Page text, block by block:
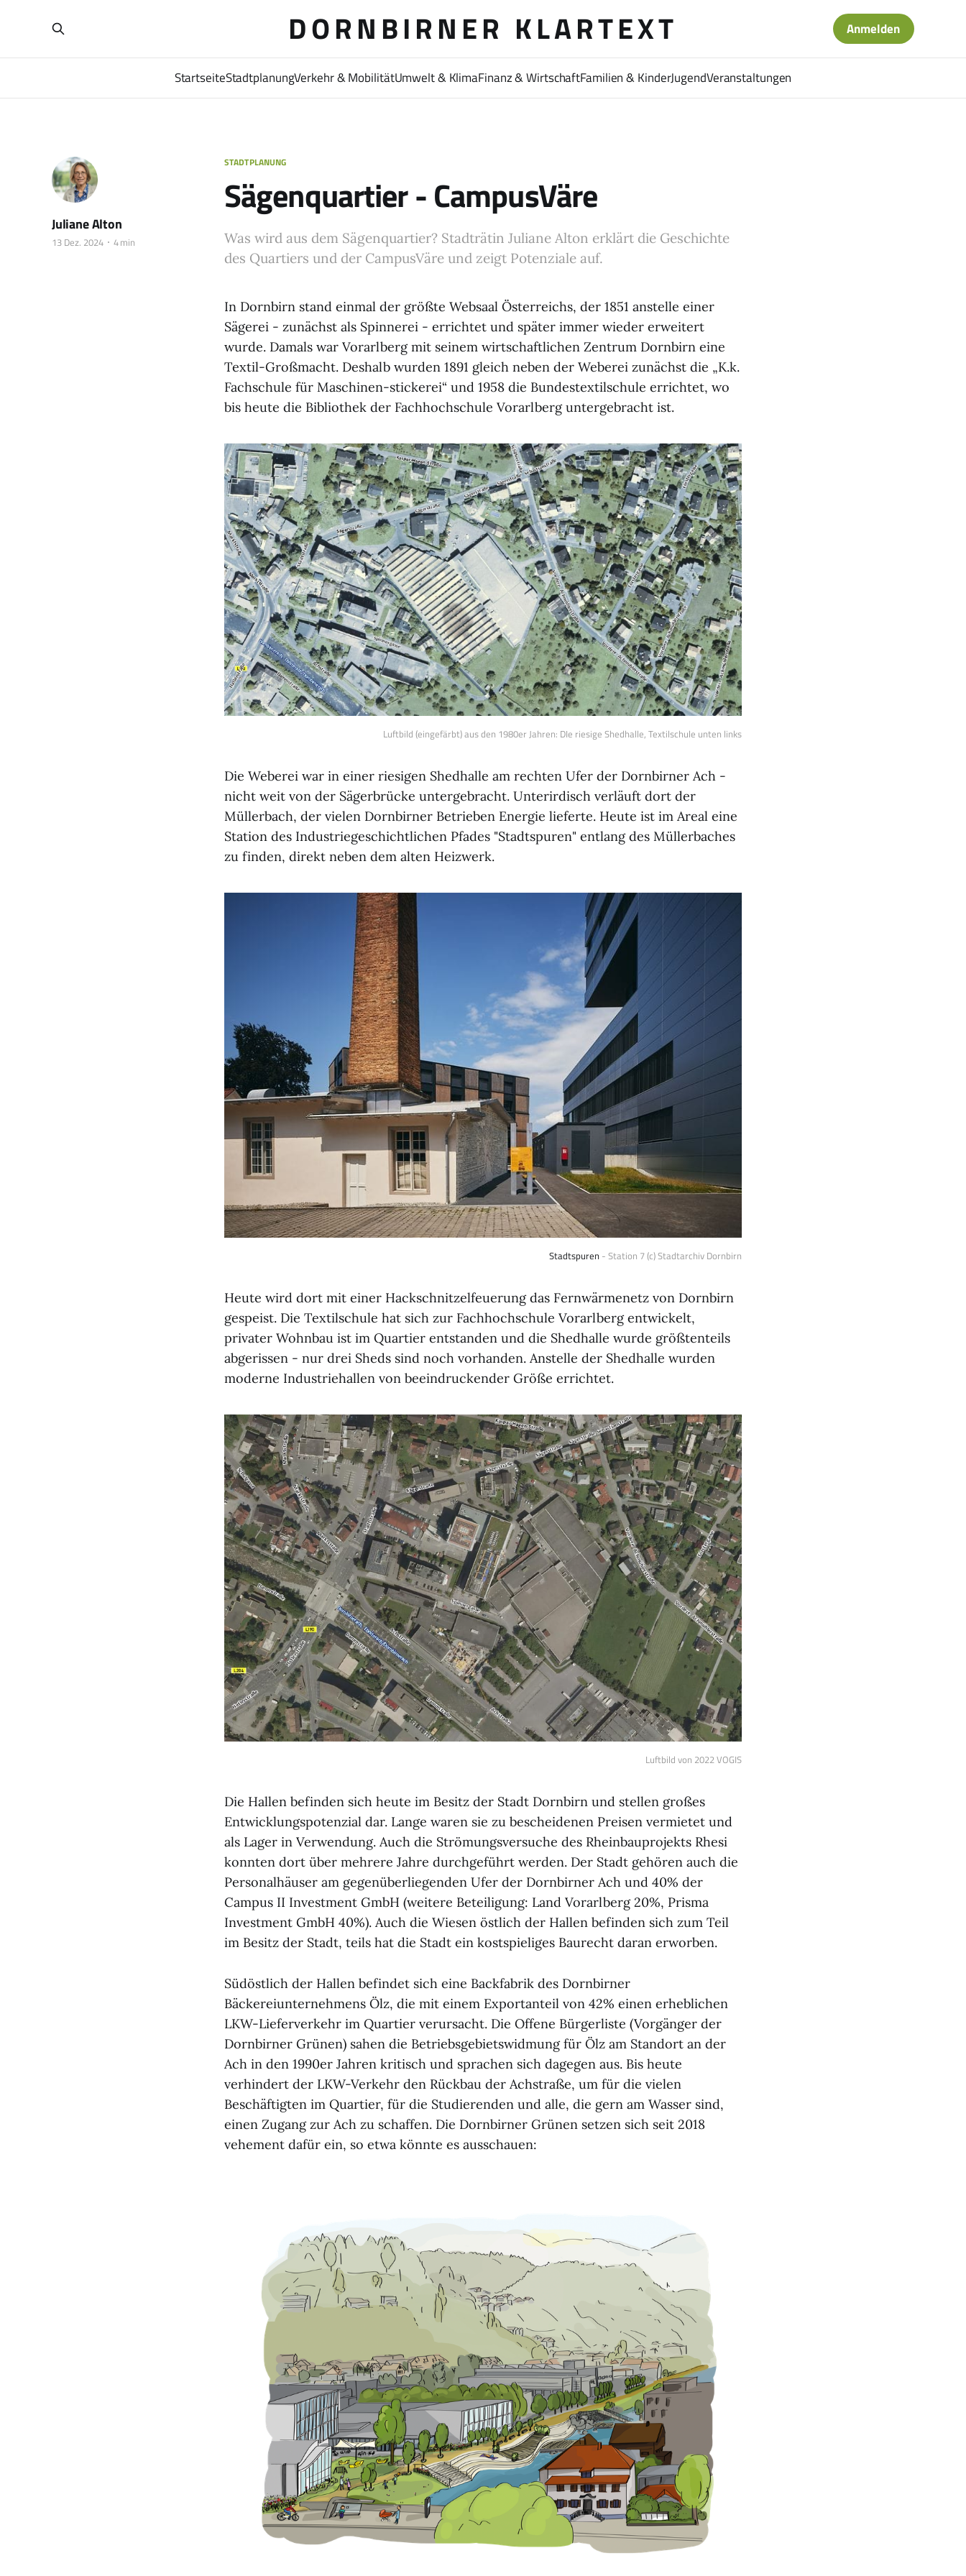
DORNBIRNER KLARTEXT
StartseiteStadtplanungVerkehr & MobilitätUmwelt & KlimaFinanz & WirtschaftFamilien & KinderJugendVeranstaltungen
Anmelden
STADTPLANUNG
Sägenquartier - CampusVäre
Juliane Alton
13 Dez. 2024 4 min
Was wird aus dem Sägenquartier? Stadträtin Juliane Alton erklärt die Geschichte
des Quartiers und der CampusVäre und zeigt Potenziale auf.
In Dornbirn stand einmal der größte Websaal Österreichs, der 1851 anstelle einer
Sägerei - zunächst als Spinnerei - errichtet und später immer wieder erweitert
wurde. Damals war Vorarlberg mit seinem wirtschaftlichen Zentrum Dornbirn eine
Textil-Großmacht. Deshalb wurden 1891 gleich neben der Weberei zunächst die „K.k.
Fachschule für Maschinen-stickerei“ und 1958 die Bundestextilschule errichtet, wo
bis heute die Bibliothek der Fachhochschule Vorarlberg untergebracht ist.
Luftbild (eingefärbt) aus den 1980er Jahren: DIe riesige Shedhalle, Textilschule unten links
Die Weberei war in einer riesigen Shedhalle am rechten Ufer der Dornbirner Ach -
nicht weit von der Sägerbrücke untergebracht. Unterirdisch verläuft dort der
Müllerbach, der vielen Dornbirner Betrieben Energie lieferte. Heute ist im Areal eine
Station des Industriegeschichtlichen Pfades "Stadtspuren" entlang des Müllerbaches
zu finden, direkt neben dem alten Heizwerk.
Stadtspuren - Station 7 (c) Stadtarchiv Dornbirn
Heute wird dort mit einer Hackschnitzelfeuerung das Fernwärmenetz von Dornbirn
gespeist. Die Textilschule hat sich zur Fachhochschule Vorarlberg entwickelt,
privater Wohnbau ist im Quartier entstanden und die Shedhalle wurde größtenteils
abgerissen - nur drei Sheds sind noch vorhanden. Anstelle der Shedhalle wurden
moderne Industriehallen von beeindruckender Größe errichtet.
Luftbild von 2022 VOGIS
Die Hallen befinden sich heute im Besitz der Stadt Dornbirn und stellen großes
Entwicklungspotenzial dar. Lange waren sie zu bescheidenen Preisen vermietet und
als Lager in Verwendung. Auch die Strömungsversuche des Rheinbauprojekts Rhesi
konnten dort über mehrere Jahre durchgeführt werden. Der Stadt gehören auch die
Personalhäuser am gegenüberliegenden Ufer der Dornbirner Ach und 40% der
Campus II Investment GmbH (weitere Beteiligung: Land Vorarlberg 20%, Prisma
Investment GmbH 40%). Auch die Wiesen östlich der Hallen befinden sich zum Teil
im Besitz der Stadt, teils hat die Stadt ein kostspieliges Baurecht daran erworben.
Südöstlich der Hallen befindet sich eine Backfabrik des Dornbirner
Bäckereiunternehmens Ölz, die mit einem Exportanteil von 42% einen erheblichen
LKW-Lieferverkehr im Quartier verursacht. Die Offene Bürgerliste (Vorgänger der
Dornbirner Grünen) sahen die Betriebsgebietswidmung für Ölz am Standort an der
Ach in den 1990er Jahren kritisch und sprachen sich dagegen aus. Bis heute
verhindert der LKW-Verkehr den Rückbau der Achstraße, um für die vielen
Beschäftigten im Quartier, für die Studierenden und alle, die gern am Wasser sind,
einen Zugang zur Ach zu schaffen. Die Dornbirner Grünen setzen sich seit 2018
vehement dafür ein, so etwa könnte es ausschauen: